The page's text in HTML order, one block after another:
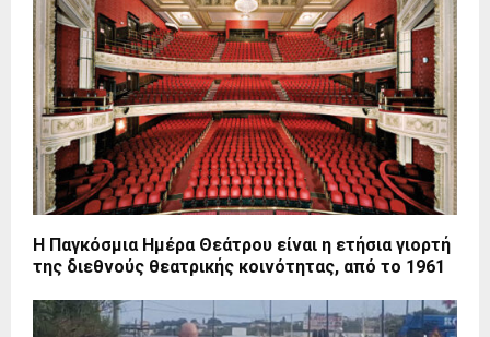
Η Παγκόσμια Ημέρα Θεάτρου είναι η ετήσια γιορτή
της διεθνούς θεατρικής κοινότητας, από το 1961